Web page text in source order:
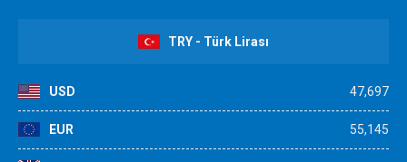
TRY - Türk Lirası
USD 47,697
EUR 55,145